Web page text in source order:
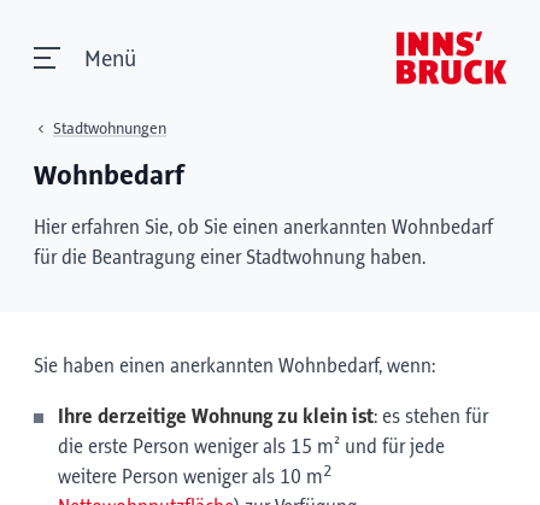
Menü
Stadtwohnungen
Wohnbedarf
Hier erfahren Sie, ob Sie einen anerkannten Wohnbedarf
für die Beantragung einer Stadtwohnung haben.
Sie haben einen anerkannten Wohnbedarf, wenn:
Ihre derzeitige Wohnung zu klein ist: es stehen für
die erste Person weniger als 15 m² und für jede
weitere Person weniger als 10 m2